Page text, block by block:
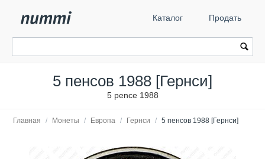
Каталог Продать
5 пенсов 1988 [Гернси]
5 pence 1988
Главная / Монеты / Европа / Гернси / 5 пенсов 1988 [Гернси]